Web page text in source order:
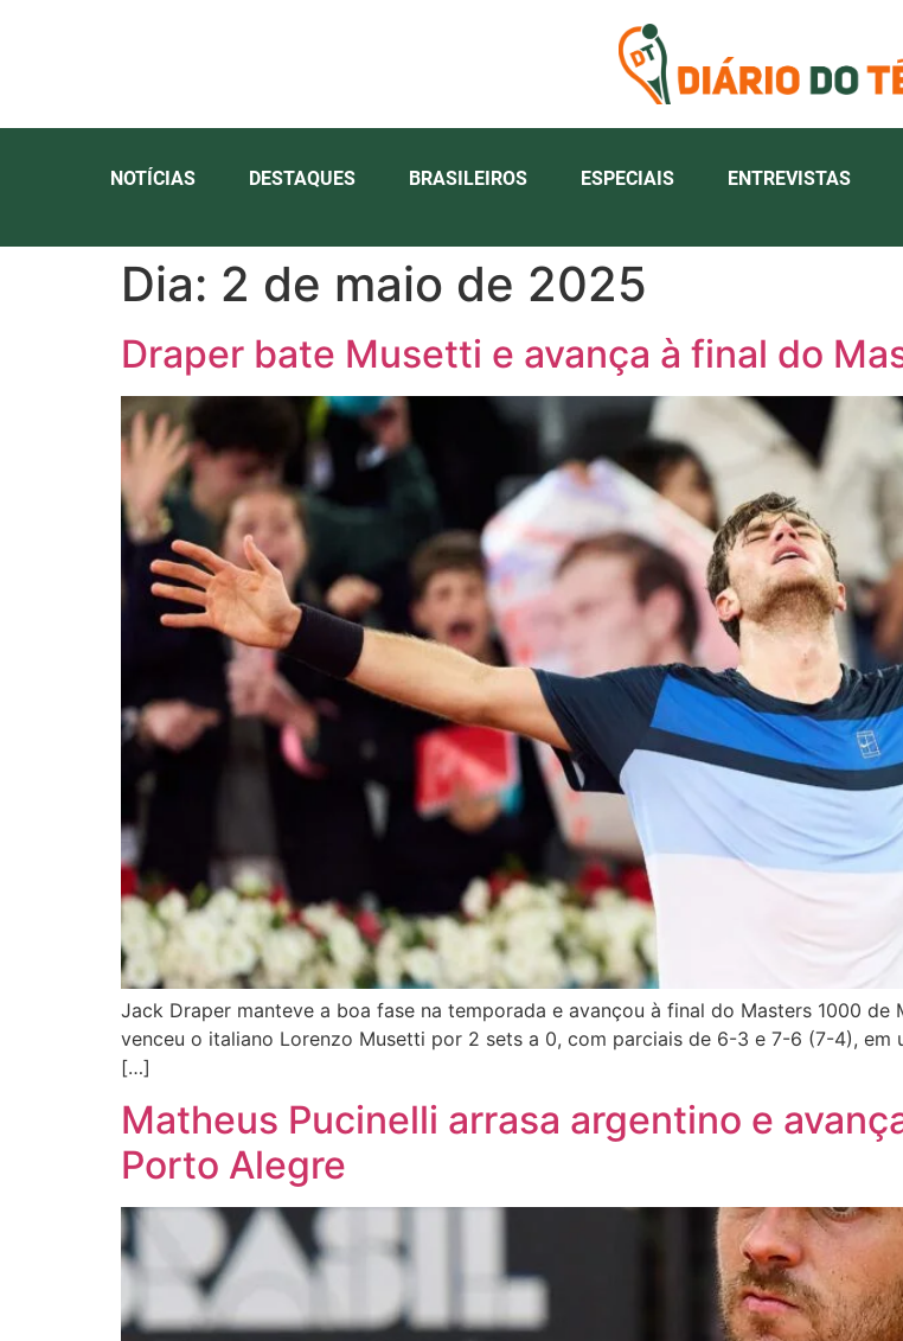
NOTÍCIAS DESTAQUES BRASILEIROS ESPECIAIS ENTREVISTAS
Dia: 2 de maio de 2025
Draper bate Musetti e avança à final do
Jack Draper manteve a boa fase na temporada e avançou à final do Masters 1000
venceu o italiano Lorenzo Musetti por 2 sets a 0, com parciais de 6-3 e 7-6 (7-4),
[…]
Matheus Pucinelli arrasa argentino e
Porto Alegre